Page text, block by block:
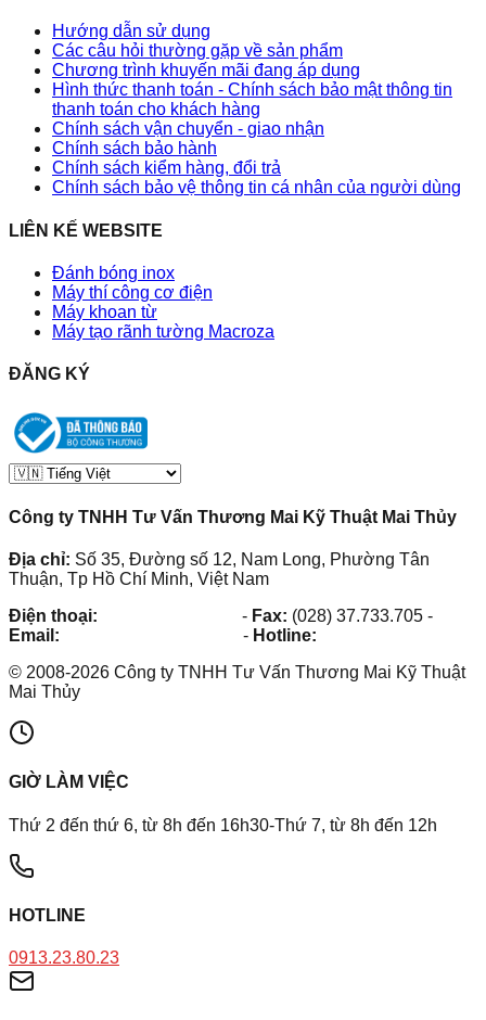
Hướng dẫn sử dụng
Các câu hỏi thường gặp về sản phẩm
Chương trình khuyến mãi đang áp dụng
Hình thức thanh toán - Chính sách bảo mật thông tin
thanh toán cho khách hàng
Chính sách vận chuyển - giao nhận
Chính sách bảo hành
Chính sách kiểm hàng, đổi trả
Chính sách bảo vệ thông tin cá nhân của người dùng
LIÊN KẾ WEBSITE
Đánh bóng inox
Máy thí công cơ điện
Máy khoan từ
Máy tạo rãnh tường Macroza
ĐĂNG KÝ
Công ty TNHH Tư Vấn Thương Mai Kỹ Thuật Mai Thủy
Địa chỉ: Số 35, Đường số 12, Nam Long, Phường Tân
Thuận, Tp Hồ Chí Minh, Việt Nam
Điện thoại:
- Fax: (028) 37.733.705 -
Email:
- Hotline:
© 2008-2026 Công ty TNHH Tư Vấn Thương Mai Kỹ Thuật
Mai Thủy
GIỜ LÀM VIỆC
Thứ 2 đến thứ 6, từ 8h đến 16h30-Thứ 7, từ 8h đến 12h
HOTLINE
0913.23.80.23